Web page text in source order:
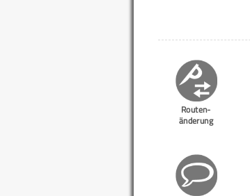
Routen-
änderung